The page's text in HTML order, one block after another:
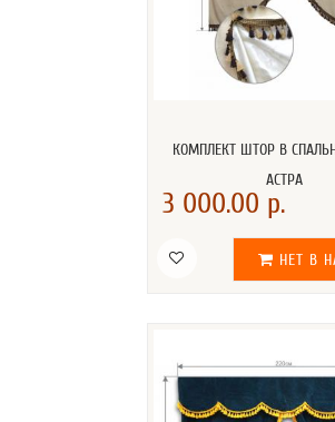
КОМПЛЕКТ ШТОР В
АСТРА
3 000.00 р.
НЕТ В